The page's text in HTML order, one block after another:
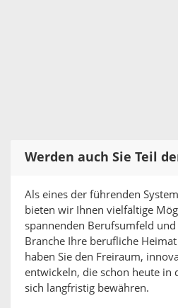
Werden auch Sie Teil
Als eines der führenden
bieten wir Ihnen vielfältige
spannenden Berufsumfeld
Branche Ihre berufliche
haben Sie den Freiraum,
entwickeln, die schon heute in
sich langfristig bewähren.